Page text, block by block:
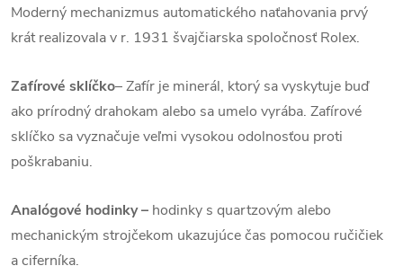
Moderný mechanizmus automatického naťahovania prvý
krát realizovala v r. 1931 švajčiarska spoločnosť Rolex.
Zafírové sklíčko– Zafír je minerál, ktorý sa vyskytuje buď
ako prírodný drahokam alebo sa umelo vyrába. Zafírové
sklíčko sa vyznačuje veľmi vysokou odolnosťou proti
poškrabaniu.
Analógové hodinky – hodinky s quartzovým alebo
mechanickým strojčekom ukazujúce čas pomocou ručičiek
a ciferníka.